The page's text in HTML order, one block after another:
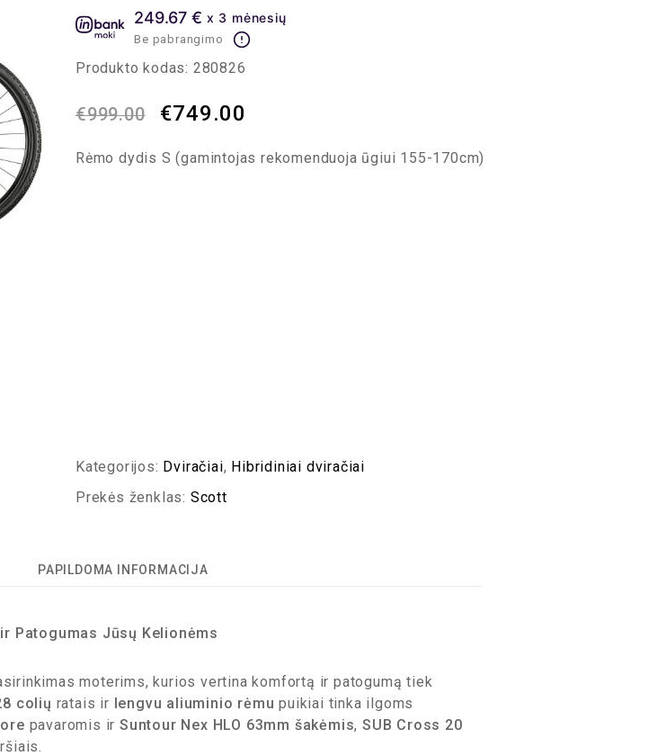
249.67 € x 3 mėnesių
Be pabrangimo
Produkto kodas: 280826
€999.00 €749.00
Rėmo dydis S (gamintojas rekomenduoja ūgiui 155-170cm)
Kategorijos: Dviračiai, Hibridiniai dviračiai
Prekės ženklas: Scott
PAPILDOMA INFORMACIJA
Patogumas Jūsų Kelionėms
moterims, kurios vertina komfortą ir patogumą tiek
colių ratais ir lengvu aliuminio rėmu puikiai tinka ilgoms
pavaromis ir Suntour Nex HLO 63mm šakėmis, SUB Cross 20